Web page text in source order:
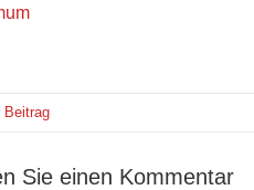
Beitrag
Sie einen Kommentar